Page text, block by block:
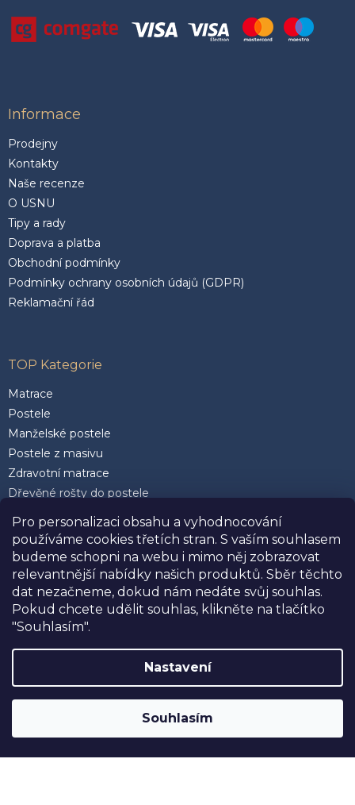
Pro personalizaci obsahu a vyhodnocování
používáme cookies třetích stran. S vaším souhlasem
budeme schopni na webu i mimo něj zobrazovat
relevantnější nabídky našich produktů. Sběr těchto
dat nezačneme, dokud nám nedáte svůj souhlas.
Pokud chcete udělit souhlas, klikněte na tlačítko
"Souhlasím".
Nastavení
Souhlasím
Informace
Prodejny
Kontakty
Naše recenze
O USNU
Tipy a rady
Doprava a platba
Obchodní podmínky
Podmínky ochrany osobních údajů (GDPR)
Reklamační řád
TOP Kategorie
Matrace
Postele
Manželské postele
Postele z masivu
Zdravotní matrace
Dřevěné rošty do postele
Postele 200 x 200 cm
Matrace 90 x 200 cm
Rozkládací postele
Kvalitní polštáře